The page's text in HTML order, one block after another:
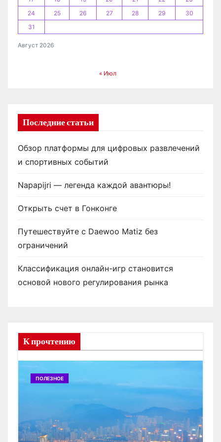
м
Август 2026
24
25 26 27 28 29
30
31
« Июл
Последние статьи
Обзор платформы для цифровых развлечений
и спортивных событий
Napapijri — легенда каждой авантюры!
Открыть счет в Гонконге
Путешествуйте с Daewoo Matiz без
ограничений
Классификация онлайн-игр становится
основой нового регулирования рынка
К прочтению
ПОЛЕЗНОЕ